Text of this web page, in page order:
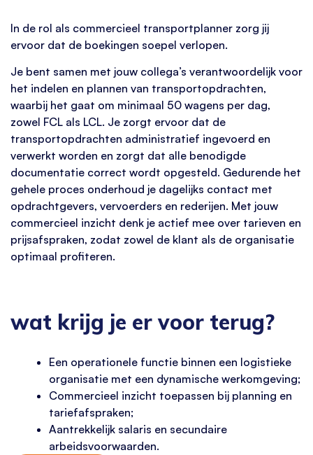
In de rol als commercieel transportplanner zorg jij
ervoor dat de boekingen soepel verlopen.
Je bent samen met jouw collega’s verantwoordelijk voor
het indelen en plannen van transportopdrachten,
waarbij het gaat om minimaal 50 wagens per dag,
zowel FCL als LCL. Je zorgt ervoor dat de
transportopdrachten administratief ingevoerd en
verwerkt worden en zorgt dat alle benodigde
documentatie correct wordt opgesteld. Gedurende het
gehele proces onderhoud je dagelijks contact met
opdrachtgevers, vervoerders en rederijen. Met jouw
commercieel inzicht denk je actief mee over tarieven en
prijsafspraken, zodat zowel de klant als de organisatie
optimaal profiteren.
wat krijg je er voor terug?
Een operationele functie binnen een logistieke
organisatie met een dynamische werkomgeving;
Commercieel inzicht toepassen bij planning en
tariefafspraken;
Aantrekkelijk salaris en secundaire
arbeidsvoorwaarden.